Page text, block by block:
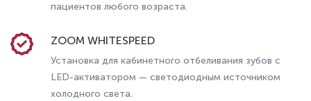
пациентов любого возраста.
ZOOM WHITESPEED
Установка для кабинетного отбеливания зубов с
LED-активатором — светодиодным источником
холодного света.